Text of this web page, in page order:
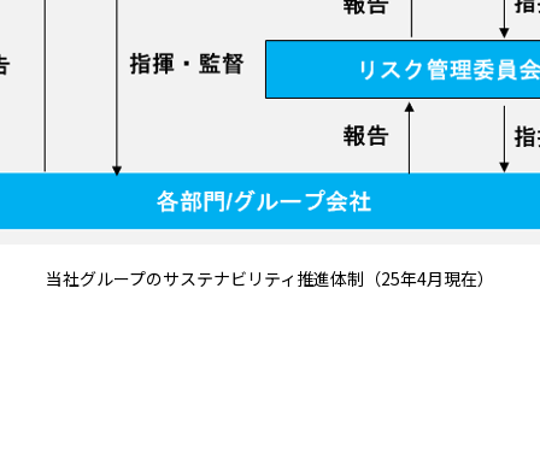
当社グループのサステナビリティ推進体制（25年4月現在）